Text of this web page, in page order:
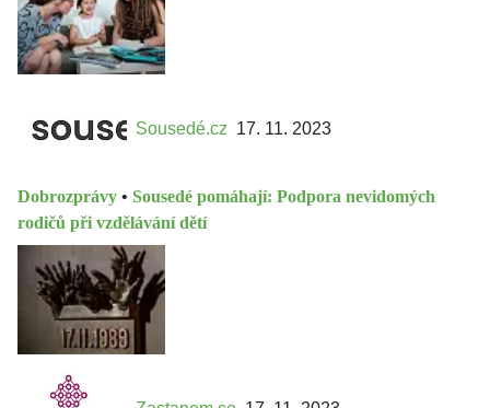
Sousedé.cz 17. 11. 2023
Dobrozprávy • Sousedé pomáhají: Podpora nevidomých
rodičů při vzdělávání dětí